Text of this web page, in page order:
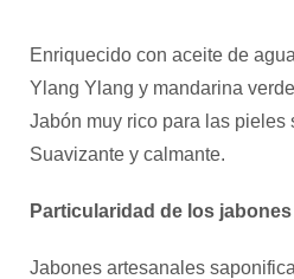
Enriquecido con aceite de
Ylang Ylang y mandarina
Jabón muy rico para las pieles
Suavizante y calmante.
Particularidad de los jabones
Jabones artesanales